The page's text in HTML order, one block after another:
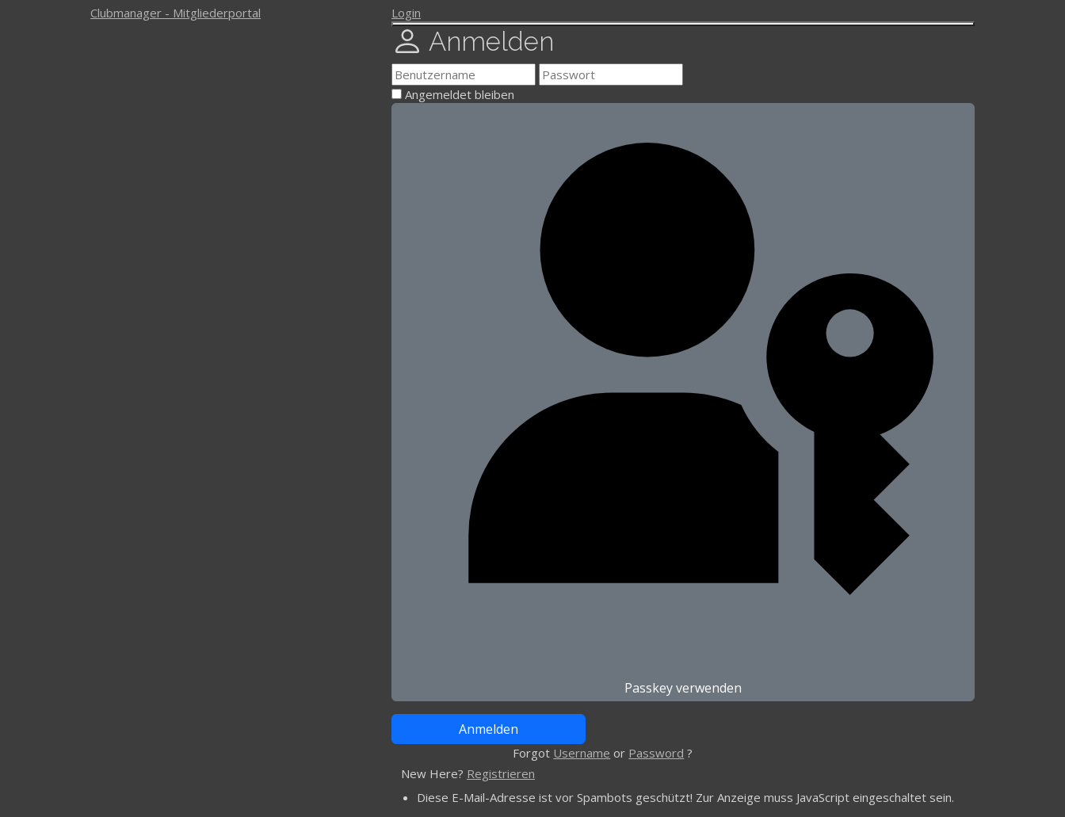
Clubmanager - Mitgliederportal Login
Anmelden
Angemeldet bleiben
Passkey verwenden
Forgot Username or Password ?
New Here? Registrieren
Diese E-Mail-Adresse ist vor Spambots geschützt! Zur Anzeige muss JavaScript eingeschaltet sein.